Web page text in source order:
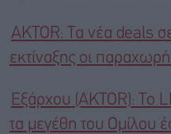
AKTOR: Τα νέα deals
εκτίναξης οι
Εξάρχου (AKTOR): Το
τα μεγέθη του Ομίλου